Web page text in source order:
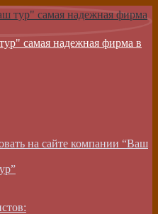
самая надежная фирма в
на сайте компании “Ваш